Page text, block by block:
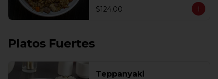
$124.00
Platos Fuertes
Teppanyaki